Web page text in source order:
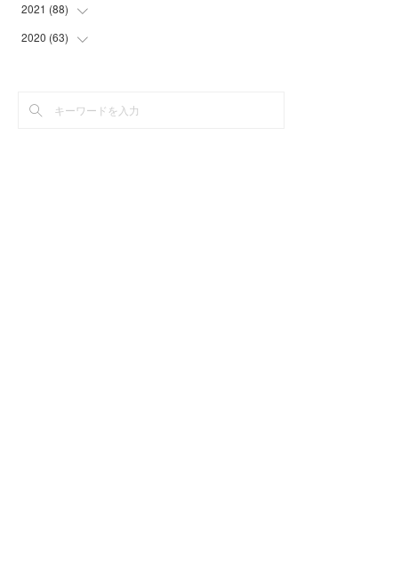
2021 (88)
(28
)
(
2020 (63)
(